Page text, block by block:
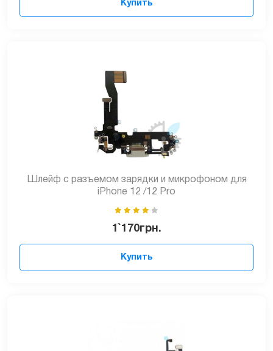
Купить
Шлейф с разъемом зарядки и микрофоном для
iPhone 12 /12 Pro
1`170грн.
Купить